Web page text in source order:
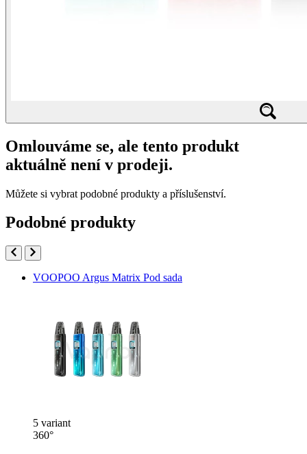
Omlouváme se, ale tento produkt
aktuálně není v prodeji.
Můžete si vybrat podobné produkty a příslušenství.
Podobné produkty
VOOPOO Argus Matrix Pod sada
5 variant
360°